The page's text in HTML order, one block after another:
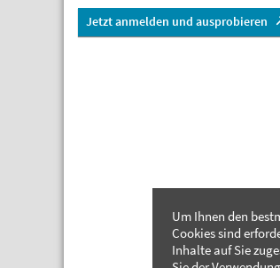
Jetzt anmelden und ausprobieren
Um Ihnen den
Cookies sind
Inhalte auf Sie